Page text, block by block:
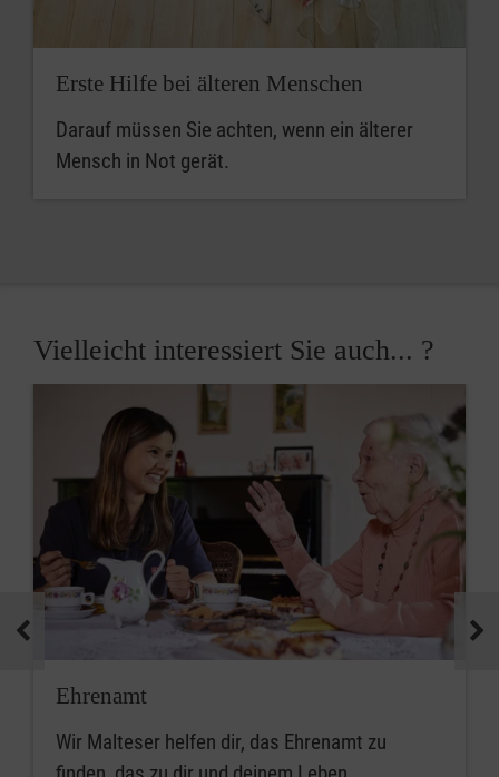
Erste Hilfe bei älteren Menschen
Darauf müssen Sie achten, wenn ein älterer
Mensch in Not gerät.
Vielleicht interessiert Sie auch... ?
Ehrenamt
Wir Malteser helfen dir, das Ehrenamt zu